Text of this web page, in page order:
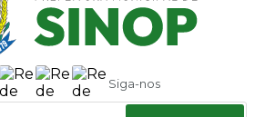
Siga-nos